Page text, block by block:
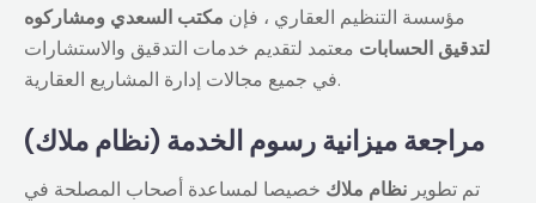
مؤسسة التنظيم العقاري ، فإن مكتب السعدي ومشاركوه
لتدقيق الحسابات معتمد لتقديم خدمات التدقيق والاستشارات
في جميع مجالات إدارة المشاريع العقارية.
مراجعة ميزانية رسوم الخدمة (نظام ملاك)
تم تطوير نظام ملاك خصيصا لمساعدة أصحاب المصلحة في